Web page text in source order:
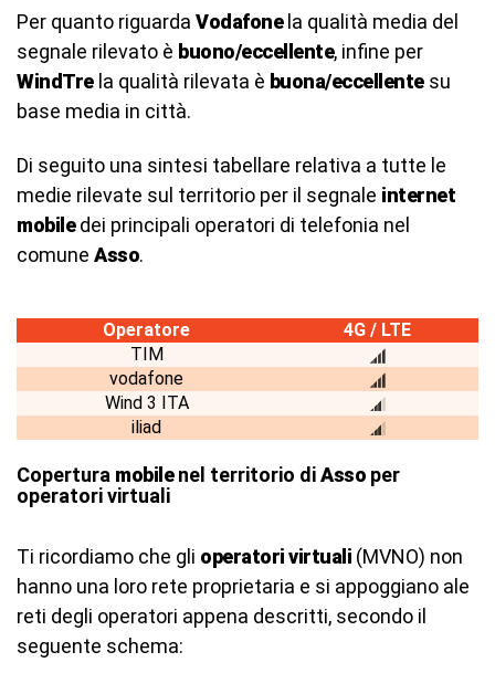
Per quanto riguarda Vodafonela qualità media del
segnale rilevato è buono/eccellente, infine per
WindTrela qualità rilevata è buona/eccellentesu
base media in città.
Di seguito una sintesi tabellare relativa a tutte le
medie rilevate sul territorio per il segnale internet
mobiledei principali operatori di telefonia nel
comune Asso.
Operatore
4G / LTE
TIM
vodafone
Wind 3 ITA
iliad
Copertura mobilenel territorio diAsso per
operatori virtuali
Ti ricordiamo che gli operatori virtuali (MVNO) non
hanno una loro rete proprietaria e si appoggiano ale
reti degli operatori appena descritti, secondo il
seguente schema: